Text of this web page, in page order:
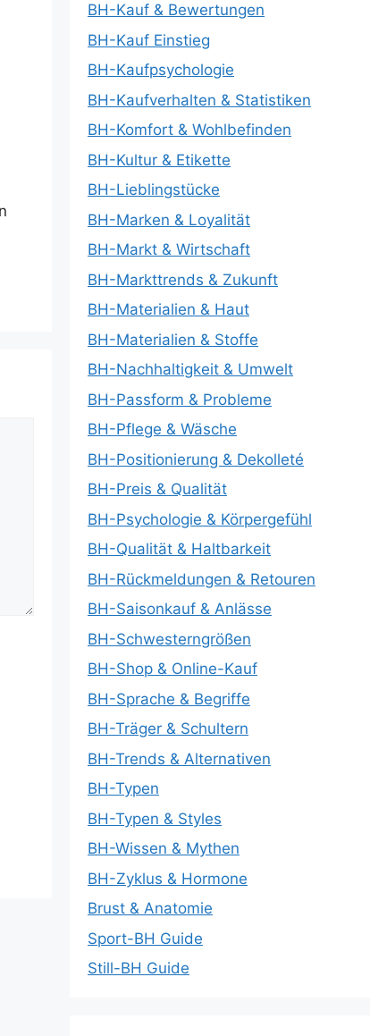
BH-Kauf & Bewertungen
BH-Kauf Einstieg
BH-Kaufpsychologie
BH-Kaufverhalten & Statistiken
BH-Komfort & Wohlbefinden
BH-Kultur & Etikette
BH-Lieblingstücke
BH-Marken & Loyalität
BH-Markt & Wirtschaft
BH-Markttrends & Zukunft
BH-Materialien & Haut
BH-Materialien & Stoffe
BH-Nachhaltigkeit & Umwelt
BH-Passform & Probleme
BH-Pflege & Wäsche
BH-Positionierung & Dekolleté
BH-Preis & Qualität
BH-Psychologie & Körpergefühl
BH-Qualität & Haltbarkeit
BH-Rückmeldungen & Retouren
BH-Saisonkauf & Anlässe
BH-Schwesterngrößen
BH-Shop & Online-Kauf
BH-Sprache & Begriffe
BH-Träger & Schultern
BH-Trends & Alternativen
BH-Typen
BH-Typen & Styles
BH-Wissen & Mythen
BH-Zyklus & Hormone
Brust & Anatomie
Sport-BH Guide
Still-BH Guide